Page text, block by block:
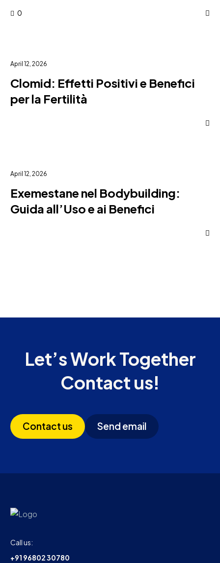
0
April 12, 2026
Clomid: Effetti Positivi e Benefici
per la Fertilità
April 12, 2026
Exemestane nel Bodybuilding:
Guida all’Uso e ai Benefici
Let’s Work Together
Contact us!
Contact us Send email
Call us:
+91 96802 30780